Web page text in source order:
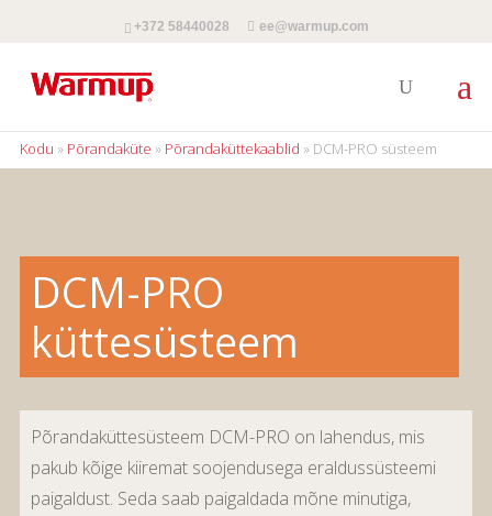
+372 58440028 ee@warmup.com
Kodu » Põrandaküte » Põrandaküttekaablid » DCM-PRO süsteem
DCM-PRO
küttesüsteem
Põrandaküttesüsteem DCM-PRO on lahendus, mis
pakub kõige kiiremat soojendusega eraldussüsteemi
paigaldust. Seda saab paigaldada mõne minutiga,